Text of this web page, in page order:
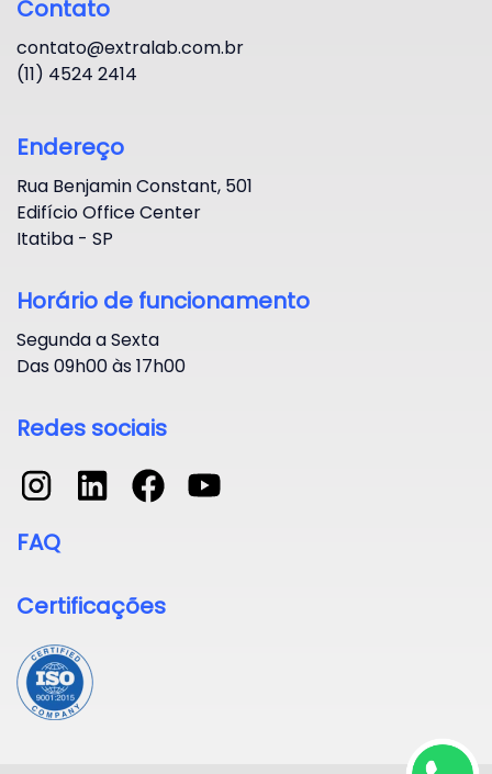
Contato
contato@extralab.com.br
(11) 4524 2414
Endereço
Rua Benjamin Constant, 501
Edifício Office Center
Itatiba - SP
Horário de funcionamento
Segunda a Sexta
Das 09h00 às 17h00
Redes sociais
FAQ
Certificações